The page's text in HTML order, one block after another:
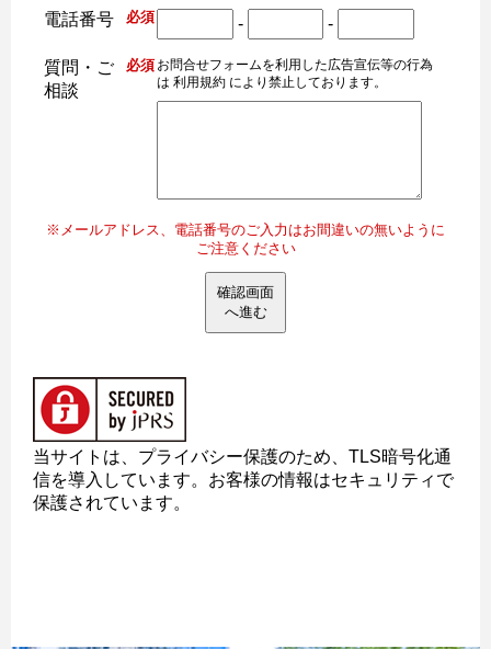
電話番号 必須 - -
質問・ご
相談
必須 お問合せフォームを利用した広告宣伝等の行為
は 利用規約 により禁止しております。
※メールアドレス、電話番号のご入力はお間違いの無いように
ご注意ください
確認画面
へ進む
当サイトは、プライバシー保護のため、TLS暗号化通
信を導入しています。お客様の情報はセキュリティで
保護されています。